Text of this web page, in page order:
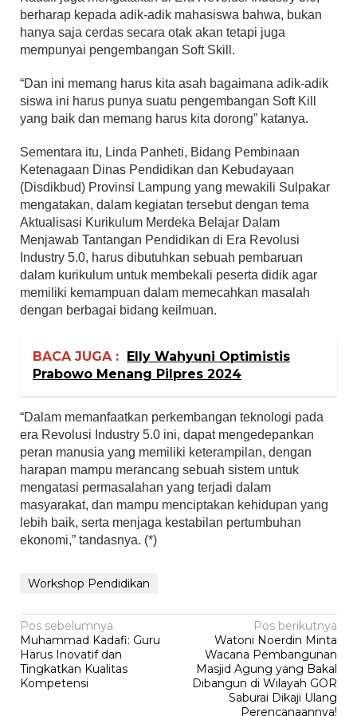
berharap kepada adik-adik mahasiswa bahwa, bukan
hanya saja cerdas secara otak akan tetapi juga
mempunyai pengembangan Soft Skill.
“Dan ini memang harus kita asah bagaimana adik-adik
siswa ini harus punya suatu pengembangan Soft Kill
yang baik dan memang harus kita dorong” katanya.
Sementara itu, Linda Panheti, Bidang Pembinaan
Ketenagaan Dinas Pendidikan dan Kebudayaan
(Disdikbud) Provinsi Lampung yang mewakili Sulpakar
mengatakan, dalam kegiatan tersebut dengan tema
Aktualisasi Kurikulum Merdeka Belajar Dalam
Menjawab Tantangan Pendidikan di Era Revolusi
Industry 5.0, harus dibutuhkan sebuah pembaruan
dalam kurikulum untuk membekali peserta didik agar
memiliki kemampuan dalam memecahkan masalah
dengan berbagai bidang keilmuan.
BACA JUGA : Elly Wahyuni Optimistis
Prabowo Menang Pilpres 2024
“Dalam memanfaatkan perkembangan teknologi pada
era Revolusi Industry 5.0 ini, dapat mengedepankan
peran manusia yang memiliki keterampilan, dengan
harapan mampu merancang sebuah sistem untuk
mengatasi permasalahan yang terjadi dalam
masyarakat, dan mampu menciptakan kehidupan yang
lebih baik, serta menjaga kestabilan pertumbuhan
ekonomi,” tandasnya. (*)
Workshop Pendidikan
Navigasi
pos
Pos sebelumnya
Muhammad Kadafi: Guru
Harus Inovatif dan
Tingkatkan Kualitas
Kompetensi
Pos berikutnya
Watoni Noerdin Minta
Wacana Pembangunan
Masjid Agung yang Bakal
Dibangun di Wilayah GOR
Saburai Dikaji Ulang
Perencanaannya!